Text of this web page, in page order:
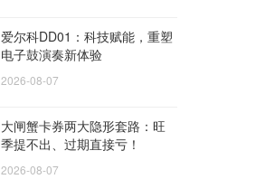
爱尔科DD01：科技赋能，重塑
电子鼓演奏新体验
2026-08-07
大闸蟹卡券两大隐形套路：旺
季提不出、过期直接亏！
2026-08-07